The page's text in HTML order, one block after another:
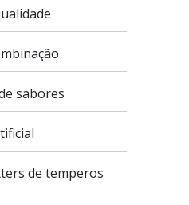
sabores
de temperos